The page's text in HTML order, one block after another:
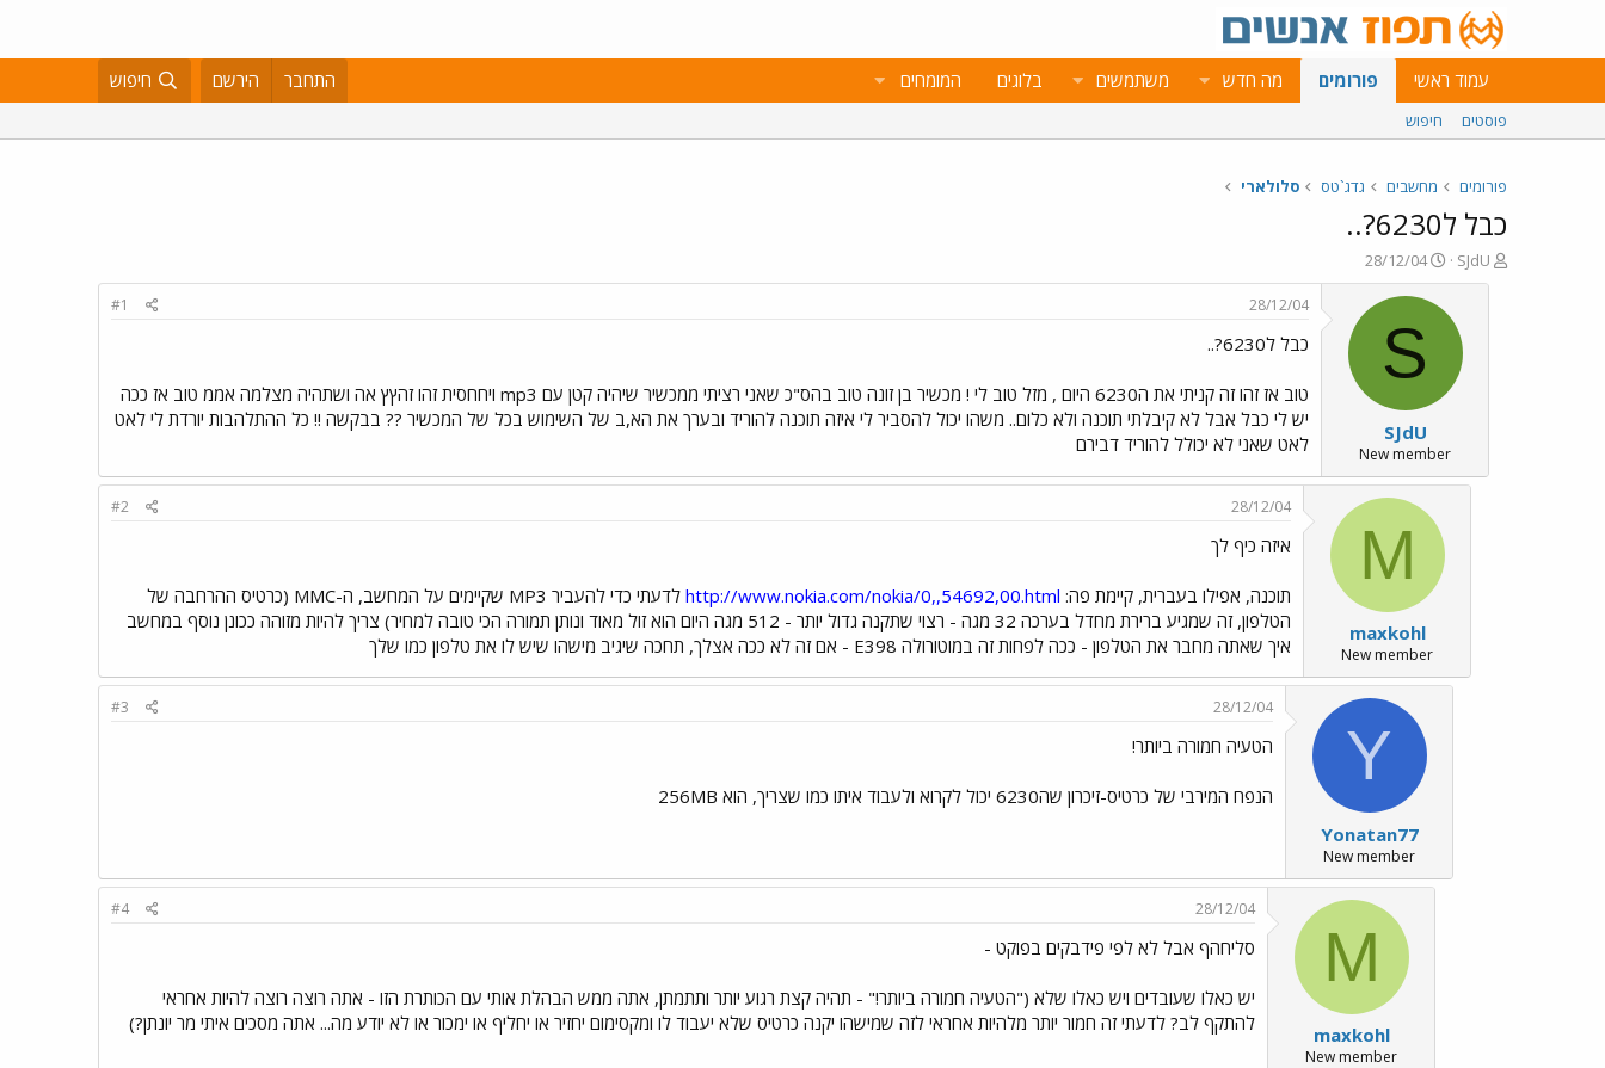
עמוד ראשי פורומים מה חדש משתמשים בלוגים המומחים התחבר הירשם חיפוש
פוסטים חיפוש
פורומים מחשבים גדג`טס סלולארי
כבל ל6230?..
פ
ו
SJdU
פ
ו
ר
ם
ב
א
ר
י
ך
28/12/04
S
SJdU
New member
28/12/04
#1
כבל ל6230?..
טוב אז זהו זה קניתי את ה6230 היום , מזל טוב לי ! מכשיר בן זונה טוב בהס"כ שאני רציתי ממכשיר שיהיה קטן עם mp3 ויחחסית זהו זהץץ אה ושתהיה מצלמה אממ טוב אז ככה
יש לי כבל אבל לא קיבלתי תוכנה ולא כלום.. משהו יכול להסביר לי איזה תוכנה להוריד ובערך את הא,ב של השימוש בכל של המכשיר ?? בבקשה !! כל ההתלהבות יורדת לי לאט
לאט שאני לא יכולל להוריד דבירם
M
maxkohl
New member
28/12/04
#2
איזה כיף לך
תוכנה, אפילו בעברית, קיימת פה: http://www.nokia.com/nokia/0,,54692,00.html
לדעתי כדי להעביר MP3 שקיימים על המחשב, ה-MMC (כרטיס ההרחבה של
הטלפון, זה שמגיע ברירת מחדל בערכה 32 מגה - רצוי שתקנה גדול יותר - 512 מגה היום הוא זול מאוד ונותן תמורה הכי טובה למחיר) צריך להיות מזוהה ככונן נוסף במחשב
איך שאתה מחבר את הטלפון - ככה לפחות זה במוטורולה E398 - אם זה לא ככה אצלך, תחכה שיגיב מישהו שיש לו את טלפון כמו שלך
Y
Yonatan77
New member
28/12/04
#3
הטעיה חמורה ביותר!
הנפח המירבי של כרטיס-זיכרון שה6230 יכול לקרוא ולעבוד איתו כמו שצריך, הוא 256MB
M
maxkohl
New member
28/12/04
#4
סליחהף אבל לא לפי פידבקים בפוקט -
יש כאלו שעובדים ויש כאלו שלא ("הטעיה חמורה ביותר!" - תהיה קצת רגוע יותר ותתמתן, אתה ממש הבהלת אותי עם הכותרת הזו - אתה רוצה רוצה להיות אחראי
להתקף לב? לדעתי זה חמור יותר מלהיות אחראי לזה שמישהו יקנה כרטיס שלא יעבוד לו ומקסימום יחזיר או יחליף או ימכור או לא יודע מה... אתה מסכים איתי מר יונתן?)